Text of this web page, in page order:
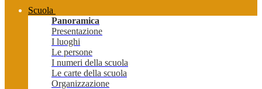
Scuola
Panoramica
Presentazione
I luoghi
Le persone
I numeri della scuola
Le carte della scuola
Organizzazione